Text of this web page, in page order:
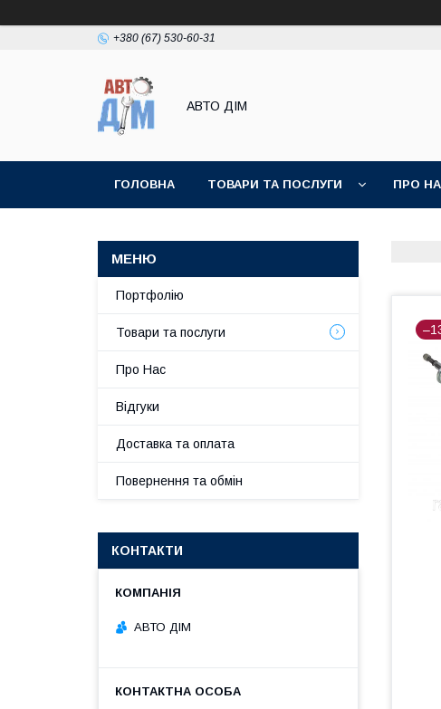
+380 (67) 530-60-31
АВТО ДIМ
ГОЛОВНА ТОВАРИ ТА ПОСЛУГИ ПРО
Портфолію
Товари та послуги
Про Нас
Відгуки
Доставка та оплата
Повернення та обмін
КОНТАКТИ
АВТО ДІМ